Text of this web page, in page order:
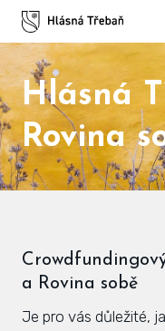
Hlásná
Rovina
a Rovina sobě
Je pro vás důležité,